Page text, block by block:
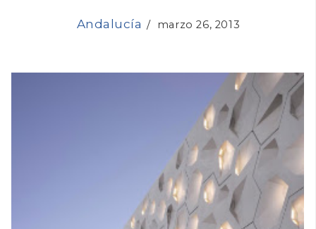
Andalucía /marzo 26, 2013